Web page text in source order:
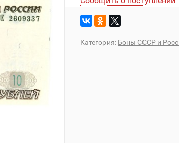
Категория: Боны СССР и